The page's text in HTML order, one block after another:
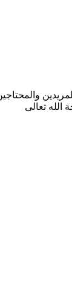
الله تعالى